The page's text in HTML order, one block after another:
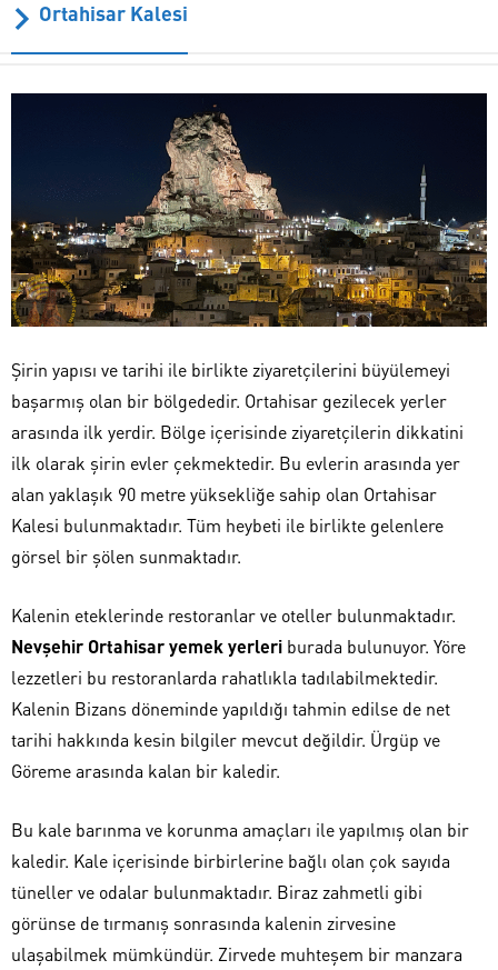
Ortahisar Kalesi
Şirin yapısı ve tarihi ile birlikte ziyaretçilerini büyülemeyi
başarmış olan bir bölgededir. Ortahisar gezilecek yerler
arasında ilk yerdir. Bölge içerisinde ziyaretçilerin dikkatini
ilk olarak şirin evler çekmektedir. Bu evlerin arasında yer
alan yaklaşık 90 metre yüksekliğe sahip olan Ortahisar
Kalesi bulunmaktadır. Tüm heybeti ile birlikte gelenlere
görsel bir şölen sunmaktadır.
Kalenin eteklerinde restoranlar ve oteller bulunmaktadır.
Nevşehir Ortahisar yemek yerleri burada bulunuyor. Yöre
lezzetleri bu restoranlarda rahatlıkla tadılabilmektedir.
Kalenin Bizans döneminde yapıldığı tahmin edilse de net
tarihi hakkında kesin bilgiler mevcut değildir. Ürgüp ve
Göreme arasında kalan bir kaledir.
Bu kale barınma ve korunma amaçları ile yapılmış olan bir
kaledir. Kale içerisinde birbirlerine bağlı olan çok sayıda
tüneller ve odalar bulunmaktadır. Biraz zahmetli gibi
görünse de tırmanış sonrasında kalenin zirvesine
ulaşabilmek mümkündür. Zirvede muhteşem bir manzara